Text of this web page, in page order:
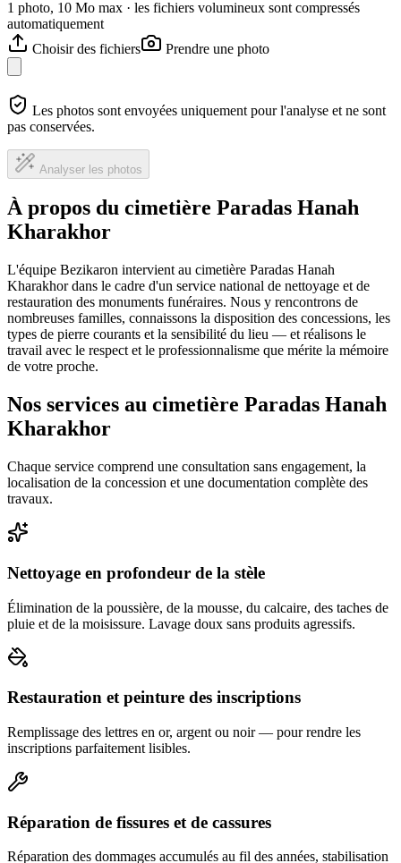
1 photo, 10 Mo max · les fichiers volumineux sont compressés
automatiquement
Choisir des fichiers
Prendre une photo
Les photos sont envoyées uniquement pour l'analyse et ne sont
pas conservées.
Analyser les photos
À propos du cimetière Paradas Hanah
Kharakhor
L'équipe Bezikaron intervient au cimetière Paradas Hanah
Kharakhor dans le cadre d'un service national de nettoyage et de
restauration des monuments funéraires. Nous y rencontrons de
nombreuses familles, connaissons la disposition des concessions, les
types de pierre courants et la sensibilité du lieu — et réalisons le
travail avec le respect et le professionnalisme que mérite la mémoire
de votre proche.
Nos services au cimetière Paradas Hanah
Kharakhor
Chaque service comprend une consultation sans engagement, la
localisation de la concession et une documentation complète des
travaux.
Nettoyage en profondeur de la stèle
Élimination de la poussière, de la mousse, du calcaire, des taches de
pluie et de la moisissure. Lavage doux sans produits agressifs.
Restauration et peinture des inscriptions
Remplissage des lettres en or, argent ou noir — pour rendre les
inscriptions parfaitement lisibles.
Réparation de fissures et de cassures
Réparation des dommages accumulés au fil des années, stabilisation